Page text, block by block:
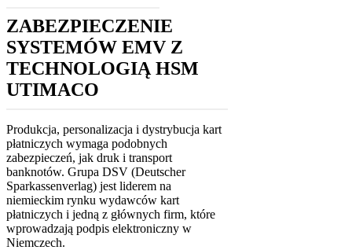
ZABEZPIECZENIE
SYSTEMÓW EMV Z
TECHNOLOGIĄ HSM
UTIMACO
Produkcja, personalizacja i dystrybucja kart
płatniczych wymaga podobnych
zabezpieczeń, jak druk i transport
banknotów. Grupa DSV (Deutscher
Sparkassenverlag) jest liderem na
niemieckim rynku wydawców kart
płatniczych i jedną z głównych firm, które
wprowadzają podpis elektroniczny w
Niemczech.